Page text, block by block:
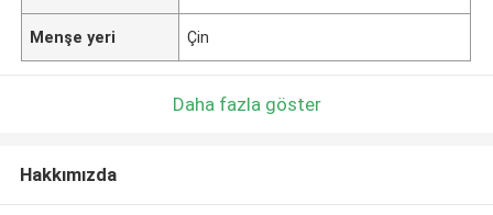
Menşe yeri Çin
Daha fazla göster
Hakkımızda